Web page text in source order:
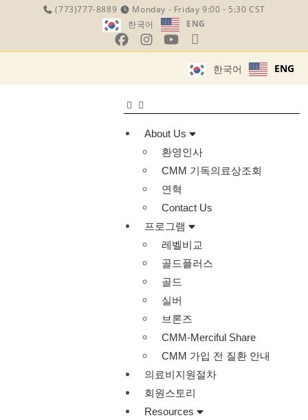
(773)777-8889
Monday - Friday 9:00 - 5:30 CST
한국어
ENG
한국어 ENG
About Us
환영인사
CMM 기독의료상조회
연혁
Contact Us
프로그램
레벨비교
골드플러스
골드
실버
브론즈
CMM-Merciful Share
CMM 가입 전 질환 안내
의료비지원절차
회원스토리
Resources